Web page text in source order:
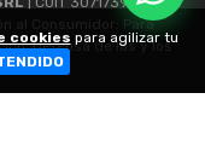
al Consumidor: Para
Defensa de las y los
.
cookies para agilizar tu